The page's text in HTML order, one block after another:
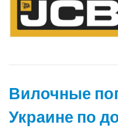
Вилочные
Украине по